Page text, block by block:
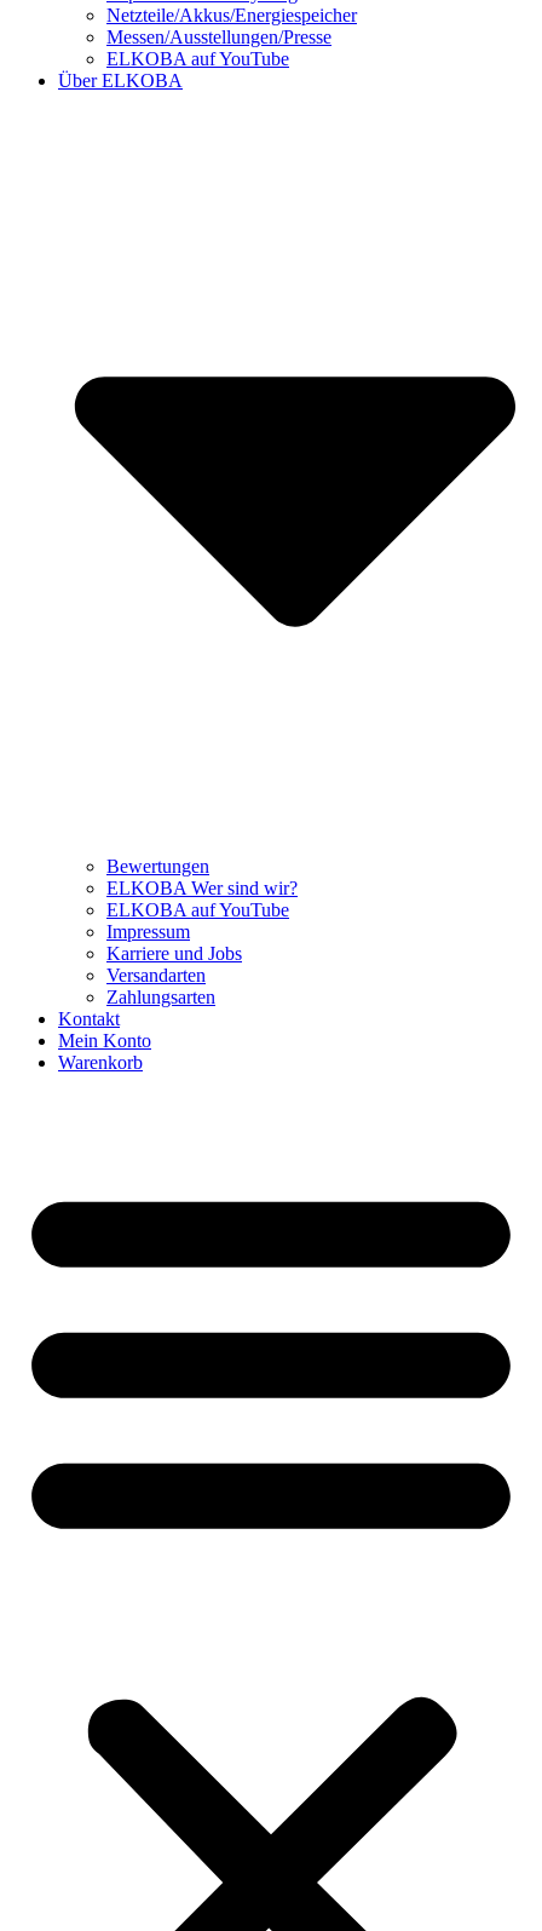
Netzteile/Akkus/Energiespeicher
Messen/Ausstellungen/Presse
ELKOBA auf YouTube
Über ELKOBA
Bewertungen
ELKOBA Wer sind wir?
ELKOBA auf YouTube
Impressum
Karriere und Jobs
Versandarten
Zahlungsarten
Kontakt
Mein Konto
Warenkorb